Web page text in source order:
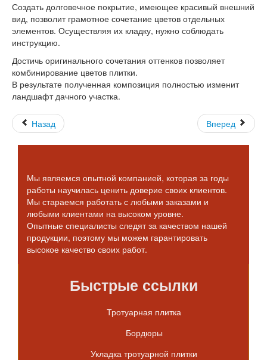
Создать долговечное покрытие, имеющее красивый внешний
вид, позволит грамотное сочетание цветов отдельных
элементов. Осуществляя их кладку, нужно соблюдать
инструкцию.
Достичь оригинального сочетания оттенков позволяет
комбинирование цветов плитки.
В результате полученная композиция полностью изменит
ландшафт дачного участка.
Назад Вперед
Мы являемся опытной компанией, которая за годы
работы научилась ценить доверие своих клиентов.
Мы стараемся работать с любыми заказами и
любыми клиентами на высоком уровне.
Опытные специалисты следят за качеством нашей
продукции, поэтому мы можем гарантировать
высокое качество своих работ.
Быстрые ссылки
Тротуарная плитка
Бордюры
Укладка тротуарной плитки